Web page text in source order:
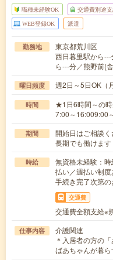
職種未経験OK 交通費別途支
WEB登録OK 派遣
勤務地
東京都荒川区
西日暮里駅から
ら---分／熊野前(
曜日頻度 週2日～5日OK
時間
★1日6時間～の
7:00～16:009:00
期間
開始日はご相談
長期でも働けます
時給
無資格未経験：
払い／週払い制
手続き完了次第の
交通費
交通費全額支給※
仕事内容
介護関連
＊入居者の方の
ばあちゃんが暮